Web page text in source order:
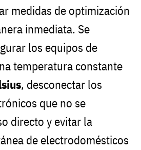
medidas de optimización
inmediata. Se
los equipos de
temperatura constante
, desconectar los
que no se
directo y evitar la
de electrodomésticos